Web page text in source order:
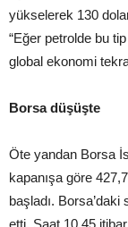
yükselerek 130
“Eğer petrolde bu
global ekonomi
Borsa düşüşte
Öte yandan Borsa
kapanışa göre
başladı.
etti. Saat 10.45